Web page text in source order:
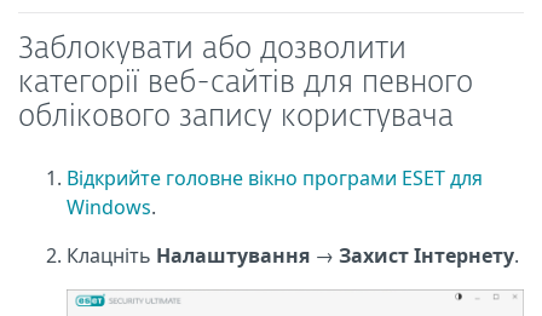
Заблокувати або дозволити
категорії веб-сайтів для певного
облікового запису користувача
Відкрийте головне вікно програми ESET для
Windows.
Клацніть Налаштування → Захист Інтернету.